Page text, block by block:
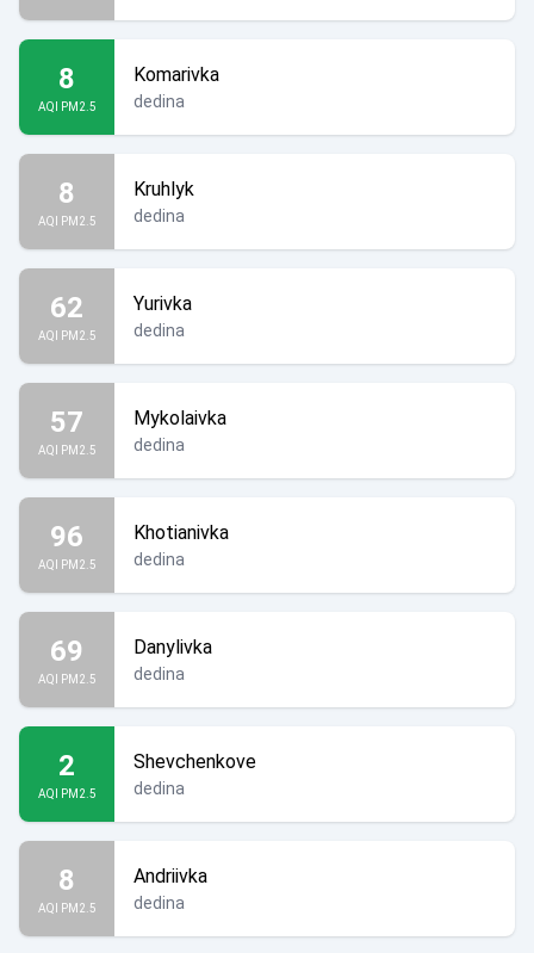
8
AQI PM2.5
Komarivka
dedina
8
AQI PM2.5
Kruhlyk
dedina
62
AQI PM2.5
Yurivka
dedina
57
AQI PM2.5
Mykolaivka
dedina
96
AQI PM2.5
Khotianivka
dedina
69
AQI PM2.5
Danylivka
dedina
2
AQI PM2.5
Shevchenkove
dedina
8
AQI PM2.5
Andriivka
dedina